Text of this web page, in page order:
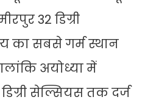
32 डिग्री
का सबसे गर्म स्थान
अयोध्या में
सेल्सियस तक दर्ज